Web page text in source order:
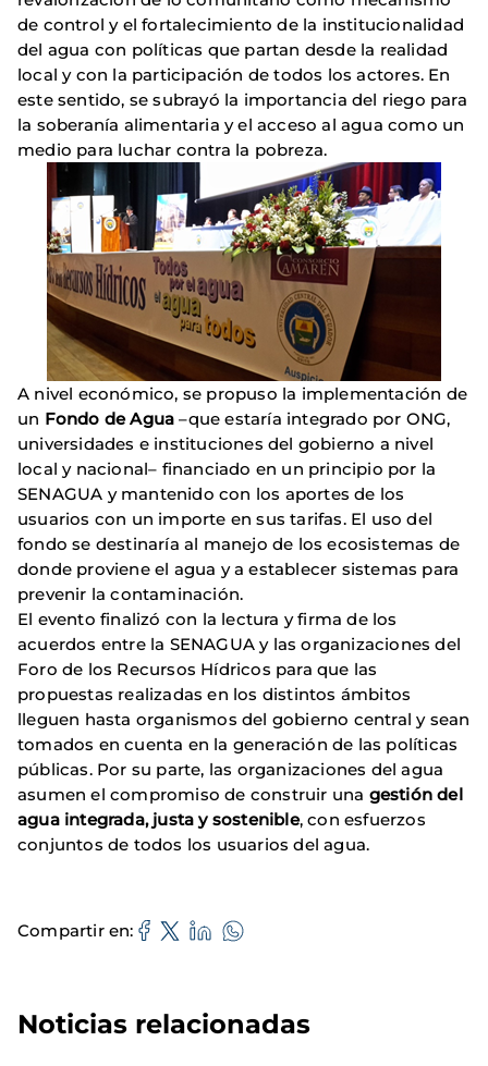
de control y el fortalecimiento de la institucionalidad
del agua con políticas que partan desde la realidad
local y con la participación de todos los actores. En
este sentido, se subrayó la importancia del riego para
la soberanía alimentaria y el acceso al agua como un
medio para luchar contra la pobreza.
A nivel económico, se propuso la implementación de
un Fondo de Agua –que estaría integrado por ONG,
universidades e instituciones del gobierno a nivel
local y nacional– financiado en un principio por la
SENAGUA y mantenido con los aportes de los
usuarios con un importe en sus tarifas. El uso del
fondo se destinaría al manejo de los ecosistemas de
donde proviene el agua y a establecer sistemas para
prevenir la contaminación.
El evento finalizó con la lectura y firma de los
acuerdos entre la SENAGUA y las organizaciones del
Foro de los Recursos Hídricos para que las
propuestas realizadas en los distintos ámbitos
lleguen hasta organismos del gobierno central y sean
tomados en cuenta en la generación de las políticas
públicas. Por su parte, las organizaciones del agua
asumen el compromiso de construir una gestión del
agua integrada, justa y sostenible, con esfuerzos
conjuntos de todos los usuarios del agua.
Compartir en
Noticias relacionadas